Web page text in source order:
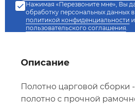
Нажимая «Перезвоните мне», Вы
обработку персональных данных в
политикой конфиденциальности
пользовательского соглашения.
Описание
Полотно царговой сборки
полотно с прочной